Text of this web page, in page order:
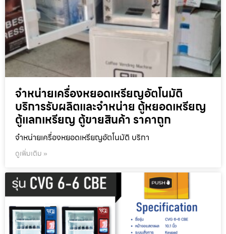
จำหน่ายเครื่องหยอดเหรียญ​อัตโนมัติ
บริการรับผลิตและจำหน่าย ตู้หยอดเหรียญ
ตู้แลกเหรียญ ตู้ขายสินค้า ราคาถูก
จำหน่ายเครื่องหยอดเหรียญ​อัตโนมัติ บริกา
ดูเพิ่มเติม »